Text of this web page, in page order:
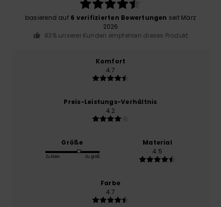
basierend auf 6 verifizierten Bewertungen seit März
2026
83% unserer Kunden empfehlen dieses Produkt
Komfort
4.7
Preis-Leistungs-Verhältnis
4.2
Größe
Zu klein Zu groß
Material
4.5
Farbe
4.7